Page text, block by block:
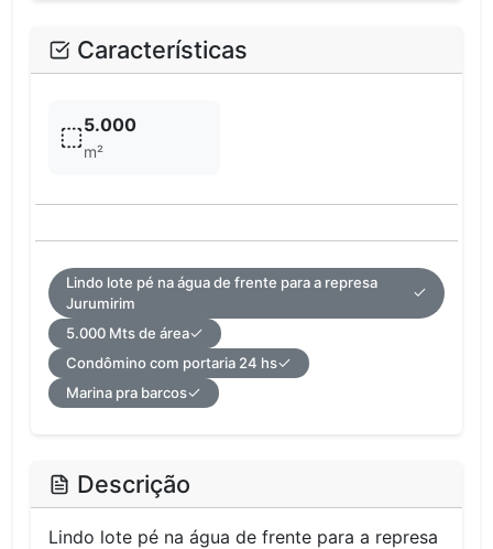
Características
5.000
m²
Lindo lote pé na água de frente para a represa
Jurumirim
5.000 Mts de área
Condômino com portaria 24 hs
Marina pra barcos
Descrição
Lindo lote pé na água de frente para a represa